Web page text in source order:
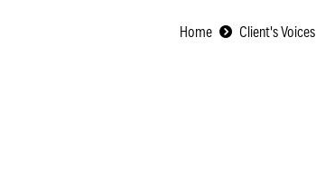
Home Client's Voices